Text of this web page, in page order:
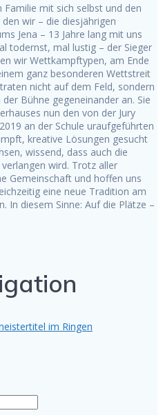
mit sich selbst und den
wir – die diesjährigen
Jena – 13 Jahre lang mit uns
todernst, mal lustig – der Sieger
wir Wettkampftypen, am Ende
ganz besonderen Wettstreit
nicht auf dem Feld, sondern
Bühne gegeneinander an. Sie
nun den von der Jury
an der Schule uraufgeführten
kreative Lösungen gesucht
wissend, dass auch die
wird. Trotz aller
Gemeinschaft und hoffen uns
eine neue Tradition am
In diesem Sinne: Auf die Plätze –
im Ringen